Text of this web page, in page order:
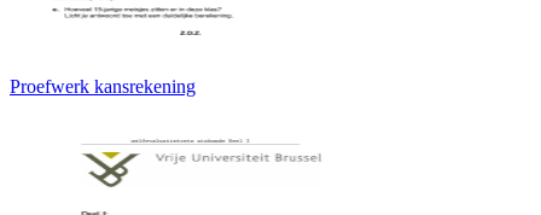
Proefwerk kansrekening